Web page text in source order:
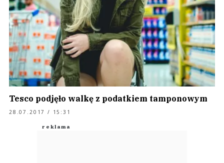
Tesco podjęło walkę z podatkiem tamponowym
28.07.2017 / 15:31